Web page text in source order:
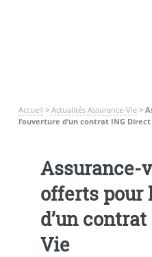
Accueil > Actualités Assurance-Vie>
l’ouverture d’un contrat ING Direct
Assurance-
offerts pour
d’un
Vie